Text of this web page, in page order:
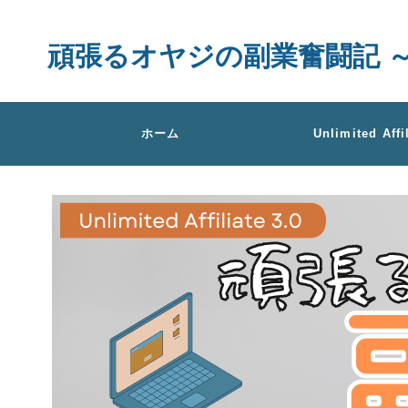
頑張るオヤジの副業奮闘記
ホーム Unlimited